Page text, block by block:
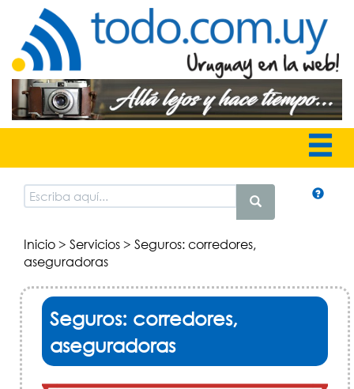
Inicio> Servicios> Seguros: corredores,
aseguradoras
Seguros: corredores,
aseguradoras